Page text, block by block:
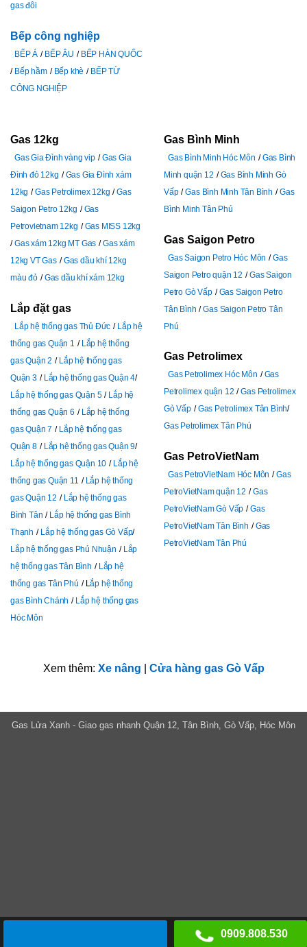
gas đôi
Bếp công nghiệp
BẾP Á BẾP ÂU
BẾP HÀN QUỐC
Bếp hầm
Bếp khè
BẾP TỪ
CÔNG NGHIỆP
Gas 12kg
Gas Gia Đình vàng vip
Gas Gia
Đình đỏ 12kg
Gas Gia Đình xám
12kg
Gas Petrolimex 12kg
Gas
Saigon Petro 12kg
Gas
Petrovietnam 12kg
Gas MISS 12kg
Gas xám 12kg MT Gas
Gas xám
12kg VT Gas
Gas dầu khí 12kg
màu đỏ
Gas dầu khí xám 12kg
Lắp đặt gas
Lắp hệ thống gas Thủ Đức
Lắp hệ
thống gas Quận 1
Lắp hệ thống
gas Quận 2
Lắp hệ thống gas
Quận 3
Lắp hệ thống gas Quận 4
Lắp hệ thống gas Quận 5
Lắp hệ
thống gas Quận 6
Lắp hệ thống
gas Quận 7
Lắp hệ thống gas
Quận 8
Lắp hệ thống gas Quận 9
Lắp hệ thống gas Quận 10
Lắp hệ
thống gas Quận 11
Lắp hệ thống
gas Quận 12
Lắp hệ thống gas
Bình Tân
Lắp hệ thống gas Bình
Thạnh
Lắp hệ thống gas Gò Vấp
Lắp hệ thống gas Phú Nhuận
Lắp
hệ thống gas Tân Bình
Lắp hệ
thống gas Tân Phú
Lắp hệ thống
gas Bình Chánh
Lắp hệ thống gas
Hóc Môn
Gas Bình Minh
Gas Bình Minh Hóc Môn
Gas Bình
Minh quận 12
Gas Bình Minh Gò
Vấp
Gas Bình Minh Tân Bình
Gas
Bình Minh Tân Phú
Gas Saigon Petro
Gas Saigon Petro Hóc Môn
Gas
Saigon Petro quận 12
Gas Saigon
Petro Gò Vấp
Gas Saigon Petro
Tân Bình
Gas Saigon Petro Tân
Phú
Gas Petrolimex
Gas Petrolimex Hóc Môn
Gas
Petrolimex quận 12
Gas Petrolimex
Gò Vấp
Gas Petrolimex Tân Bình
Gas Petrolimex Tân Phú
Gas PetroVietNam
Gas PetroVietNam Hóc Môn
Gas
PetroVietNam quận 12
Gas
PetroVietNam Gò Vấp
Gas
PetroVietNam Tân Bình
Gas
PetroVietNam Tân Phú
Xem thêm: Xe nâng Cửa hàng gas Gò Vấp
Gas Lửa Xanh - Giao gas nhanh Quận 12, Tân Bình, Gò Vấp, Hóc Môn
0909.808.530